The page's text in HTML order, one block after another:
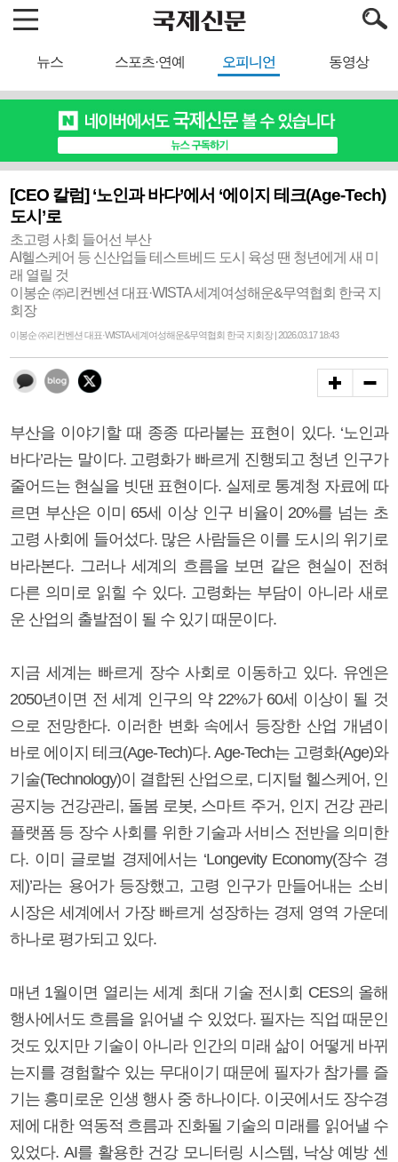
뉴스 스포츠·연예 오피니언 동영상
[CEO 칼럼] ‘노인과 바다’에서 ‘에이지 테크(Age-Tech)
도시’로
초고령 사회 들어선 부산
AI헬스케어 등 신산업들 테스트베드 도시 육성 땐 청년에게 새 미
래 열릴 것
이봉순 ㈜리컨벤션 대표·WISTA 세계여성해운&무역협회 한국 지
회장
이봉순 ㈜리컨벤션 대표·WISTA 세계여성해운&무역협회 한국 지회장 | 2026.03.17 18:43
부산을 이야기할 때 종종 따라붙는 표현이 있다. ‘노인과
바다’라는 말이다. 고령화가 빠르게 진행되고 청년 인구가
줄어드는 현실을 빗댄 표현이다. 실제로 통계청 자료에 따
르면 부산은 이미 65세 이상 인구 비율이 20%를 넘는 초
고령 사회에 들어섰다. 많은 사람들은 이를 도시의 위기로
바라본다. 그러나 세계의 흐름을 보면 같은 현실이 전혀
다른 의미로 읽힐 수 있다. 고령화는 부담이 아니라 새로
운 산업의 출발점이 될 수 있기 때문이다.
지금 세계는 빠르게 장수 사회로 이동하고 있다. 유엔은
2050년이면 전 세계 인구의 약 22%가 60세 이상이 될 것
으로 전망한다. 이러한 변화 속에서 등장한 산업 개념이
바로 에이지 테크(Age-Tech)다. Age-Tech는 고령화(Age)와
기술(Technology)이 결합된 산업으로, 디지털 헬스케어, 인
공지능 건강관리, 돌봄 로봇, 스마트 주거, 인지 건강 관리
플랫폼 등 장수 사회를 위한 기술과 서비스 전반을 의미한
다. 이미 글로벌 경제에서는 ‘Longevity Economy(장수 경
제)’라는 용어가 등장했고, 고령 인구가 만들어내는 소비
시장은 세계에서 가장 빠르게 성장하는 경제 영역 가운데
하나로 평가되고 있다.
매년 1월이면 열리는 세계 최대 기술 전시회 CES의 올해
행사에서도 흐름을 읽어낼 수 있었다. 필자는 직업 때문인
것도 있지만 기술이 아니라 인간의 미래 삶이 어떻게 바뀌
는지를 경험할수 있는 무대이기 때문에 필자가 참가를 즐
기는 흥미로운 인생 행사 중 하나이다. 이곳에서도 장수경
제에 대한 역동적 흐름과 진화될 기술의 미래를 읽어낼 수
있었다. AI를 활용한 건강 모니터링 시스템, 낙상 예방 센